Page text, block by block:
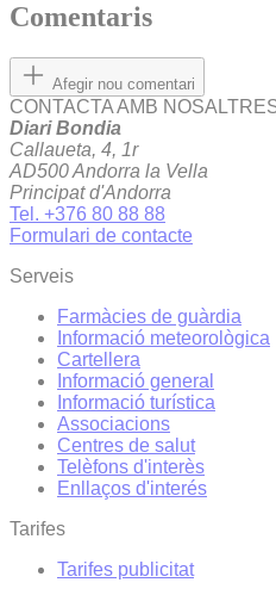
Comentaris
Afegir nou comentari
CONTACTA AMB
Diari Bondia
Callaueta, 4, 1r
AD500 Andorra la Vella
Principat d'Andorra
Tel. +376 80 88 88
Formulari de contacte
Serveis
Farmàcies de guàrdia
Informació meteorològica
Cartellera
Informació general
Informació turística
Associacions
Centres de salut
Telèfons d'interès
Enllaços d'interés
Tarifes
Tarifes publicitat